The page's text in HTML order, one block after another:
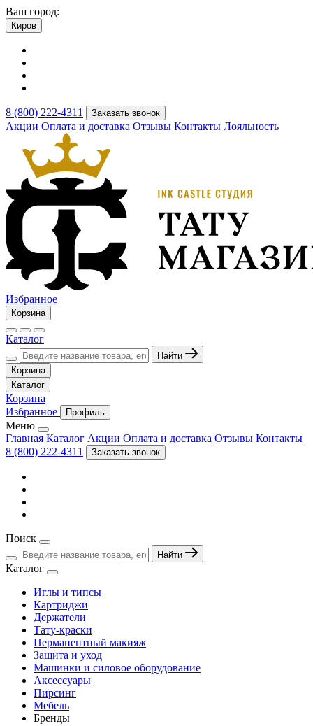
Ваш город:
Киров
8 (800) 222-4311 Заказать звонок
Акции Оплата и доставка Отзывы Контакты Лояльность
Избранное
Корзина
Каталог
Найти
Корзина
Каталог
Корзина
Избранное
Профиль
Меню
Главная Каталог Акции Оплата и доставка Отзывы Контакты
8 (800) 222-4311
Заказать звонок
Поиск
Найти
Каталог
Иглы и типсы
Картриджи
Держатели
Тату-краски
Перманентный макияж
Защита и уход
Машинки и силовое оборудование
Аксессуары
Пирсинг
Мебель
Бренды